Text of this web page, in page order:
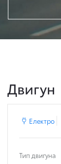
Двигун
Електро
Тип двигуна